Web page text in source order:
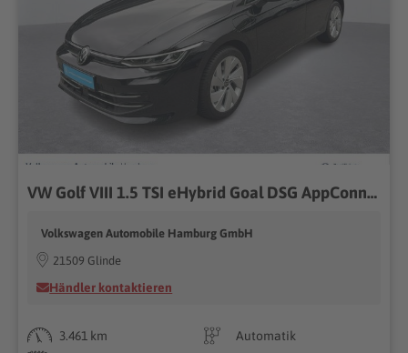
VW Golf VIII 1.5 TSI eHybrid Goal DSG AppConnect
Volkswagen Automobile Hamburg GmbH
21509 Glinde
Händler kontaktieren
3.461 km
Automatik